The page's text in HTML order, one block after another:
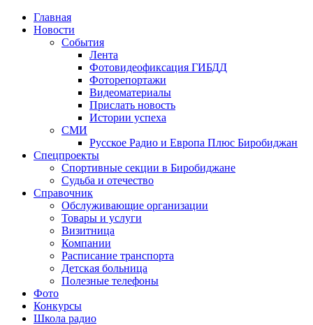
Главная
Новости
События
Лента
Фотовидеофиксация ГИБДД
Фоторепортажи
Видеоматериалы
Прислать новость
Истории успеха
СМИ
Русское Радио и Европа Плюс Биробиджан
Спецпроекты
Спортивные секции в Биробиджане
Судьба и отечество
Справочник
Обслуживающие организации
Товары и услуги
Визитница
Компании
Расписание транспорта
Детская больница
Полезные телефоны
Фото
Конкурсы
Школа радио